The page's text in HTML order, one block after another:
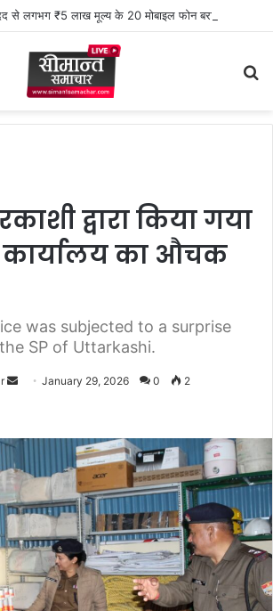
से लगभग ₹5 लाख मूल्य के 20 मोबाइल फोन बरामद
द्वारा किया गया
कार्यालय का औचक
was subjected to a surprise
SP of Uttarkashi.
d
a
n
e
a
i
January 29, 2026 0 2